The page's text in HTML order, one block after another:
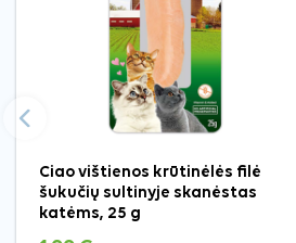
Ciao vištienos krūtinėlės filė
šukučių sultinyje skanėstas
katėms, 25 g
Ankstesnis